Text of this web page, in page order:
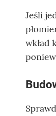
Jeśli
wkład